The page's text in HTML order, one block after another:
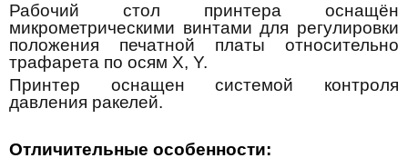
Рабочий стол принтера оснащён
микрометрическими винтами для регулировки
положения печатной платы относительно
трафарета по осям X, Y.
Принтер оснащен системой контроля
давления ракелей.
Отличительные особенности: